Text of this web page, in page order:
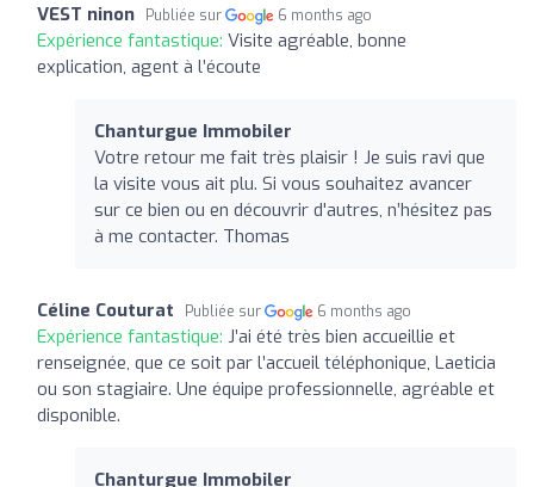
VEST ninon Publiée sur 6 months ago
Expérience fantastique: Visite agréable, bonne
explication, agent à l’écoute
Chanturgue Immobiler
Votre retour me fait très plaisir ! Je suis ravi que
la visite vous ait plu. Si vous souhaitez avancer
sur ce bien ou en découvrir d'autres, n’hésitez pas
à me contacter. Thomas
Céline Couturat Publiée sur 6 months ago
Expérience fantastique: J’ai été très bien accueillie et
renseignée, que ce soit par l’accueil téléphonique, Laeticia
ou son stagiaire. Une équipe professionnelle, agréable et
disponible.
Chanturgue Immobiler